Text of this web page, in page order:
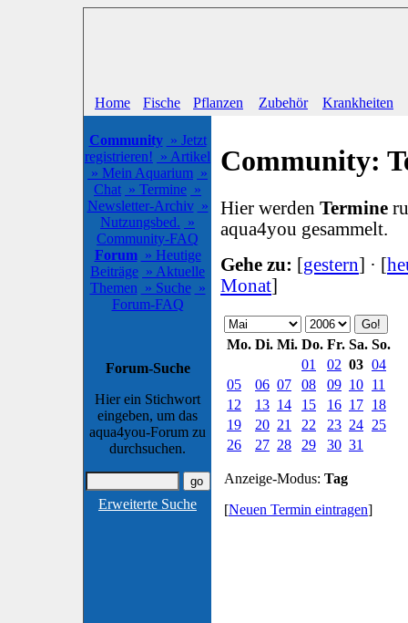
Home Fische Pflanzen Zubehör Krankheiten
Community » Jetzt
registrieren! » Artikel
» Mein Aquarium »
Chat » Termine »
Newsletter-Archiv »
Nutzungsbed. »
Community-FAQ
Forum » Heutige
Beiträge » Aktuelle
Themen » Suche »
Forum-FAQ
Forum-Suche
Hier ein Stichwort
eingeben, um das
aqua4you-Forum zu
durchsuchen.
Erweiterte Suche
Community:
Hier werden Termine
aqua4you gesammelt.
Gehe zu: [gestern] · [
Monat]
Mo. Di. Mi. Do. Fr. Sa. So.
01
02 03 04
05
06 07 08 09 10 11
12
13 14 15 16 17 18
19
20 21 22 23 24 25
26
27 28 29 30 31
Anzeige-Modus: Tag
[Neuen Termin eintragen]